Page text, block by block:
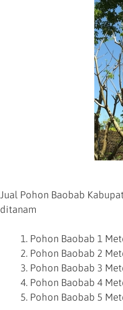
Jual Pohon Baobab
ditanam
Pohon Baobab 1
Pohon Baobab 2
Pohon Baobab 3
Pohon Baobab 4
Pohon Baobab 5